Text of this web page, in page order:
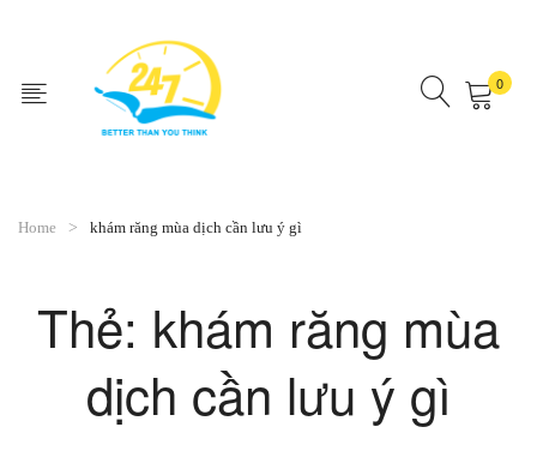
0
Home khám răng mùa dịch cần lưu ý gì
Thẻ: khám răng mùa
dịch cần lưu ý gì